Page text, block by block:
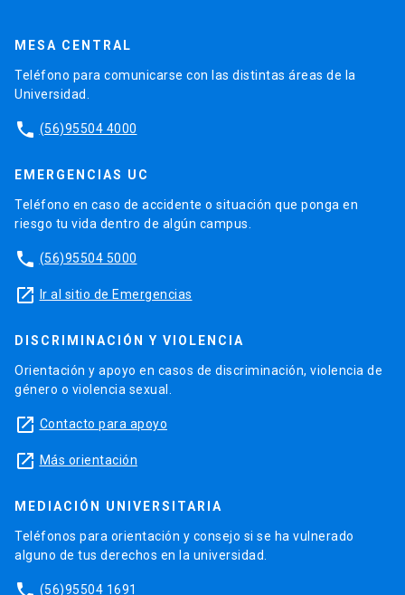
MESA CENTRAL
Teléfono para comunicarse con las distintas áreas de la
Universidad.
phone (56)95504 4000
EMERGENCIAS UC
Teléfono en caso de accidente o situación que ponga en
riesgo tu vida dentro de algún campus.
phone (56)95504 5000
launch Ir al sitio de Emergencias
DISCRIMINACIÓN Y VIOLENCIA
Orientación y apoyo en casos de discriminación, violencia de
género o violencia sexual.
launch Contacto para apoyo
launch Más orientación
MEDIACIÓN UNIVERSITARIA
Teléfonos para orientación y consejo si se ha vulnerado
alguno de tus derechos en la universidad.
(56)95504 1691